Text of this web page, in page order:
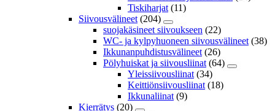
Tiskiharjat (11)
Siivousvälineet (204)
suojakäsineet siivoukseen (22)
WC- ja kylpyhuoneen siivousvälineet (38)
Ikkunanpuhdistusvälineet (26)
Pölyhuiskat ja siivousliinat (64)
Yleissiivousliinat (34)
Keittiönsiivousliinat (18)
Ikkunaliinat (9)
Kierrätys (20)